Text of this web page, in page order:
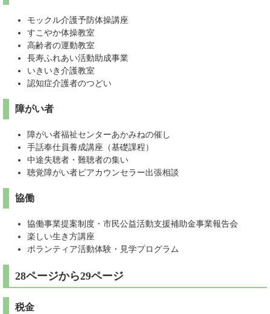
モックル介護予防体操講座
すこやか体操教室
高齢者の運動教室
長寿ふれあい活動助成事業
いきいき介護教室
認知症介護者のつどい
障がい者
障がい者福祉センターあかみねの催し
手話奉仕員養成講座（基礎課程）
中途失聴者・難聴者の集い
聴覚障がい者ピアカウンセラー出張相談
協働
協働事業提案制度・市民公益活動支援補助金事業報告会
楽しい生き方講座
ボランティア活動体験・見学プログラム
28ページから29ページ
税金